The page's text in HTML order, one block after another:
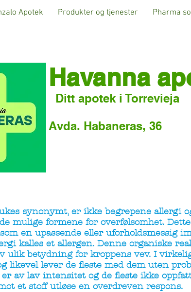
Apotek Produkter og tjenester Pharma
Havanna
Ditt apotek i Torrevieja
Avda. Habaneras, 36
synonymt, er ikke begrepene allergi
mulige formene for overfølsomhet.
en upassende eller uforholdsmessig
kalles et allergen. Denne organiske
ulik betydning for kroppens vev. I
likevel lever de fleste med dem uten
er av lav intensitet og de fleste ikke
et stoff utløse en overdreven respons.